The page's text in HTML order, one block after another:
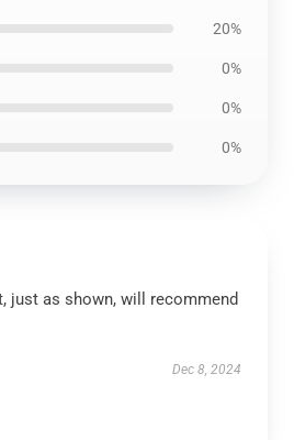
20%
0%
0%
0%
just as shown, will recommend
Dec 8, 2024